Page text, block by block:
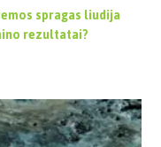
spragas liudija
rezultatai?